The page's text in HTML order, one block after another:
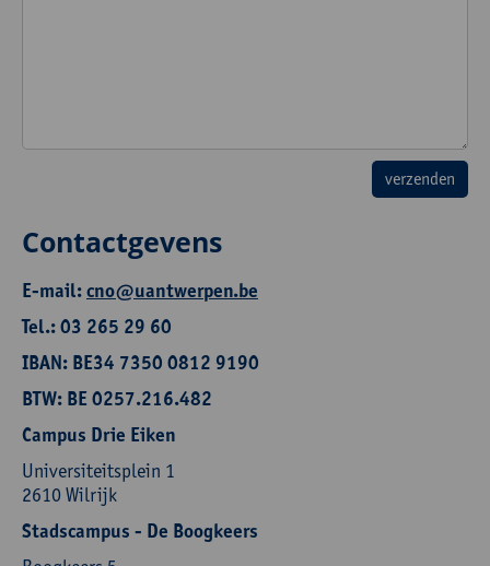
Contactgevens
E-mail:cno@uantwerpen.be
Tel.: 03 265 29 60
IBAN: BE34 7350 0812 9190
BTW: BE 0257.216.482
Campus Drie Eiken
Universiteitsplein 1
2610 Wilrijk
Stadscampus - De Boogkeers